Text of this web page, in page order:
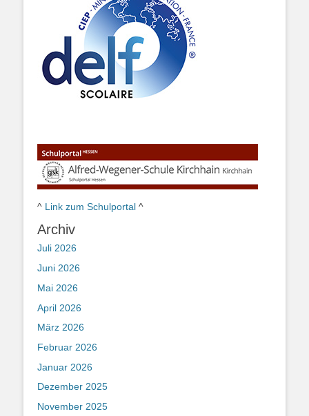
^ Link zum Schulportal ^
Archiv
Juli 2026
Juni 2026
Mai 2026
April 2026
März 2026
Februar 2026
Januar 2026
Dezember 2025
November 2025